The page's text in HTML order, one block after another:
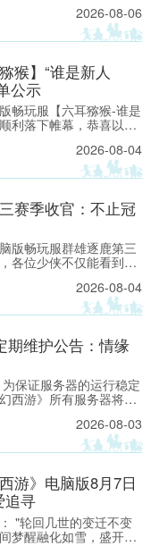
2026-08-06
猴】“谁是新人
公示
畅玩服【六耳猕猴-谁是
利落下帷幕，恭喜以下
2026-08-04
赛季收官：不止冠
版畅玩服群雄逐鹿第三
各位少侠不仅能看到精
赛场之外也同样看点满
少侠了解一下吧！
2026-08-04
期维护公告：情缘
保证服务器的运行稳定
西游》所有服务器将于
护时间为上午8:00至9:3
转告，并提前留意游戏
要的损失。
2026-08-03
游》电脑版8月7日
追寻
"轮回几世的变迁不变
梦醒融化如雪，盛开为